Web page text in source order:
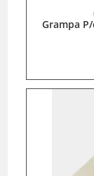
Grampa